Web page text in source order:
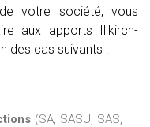
votre société, vous
aux apports Illkirch-
des cas suivants :
(SA, SASU, SAS,